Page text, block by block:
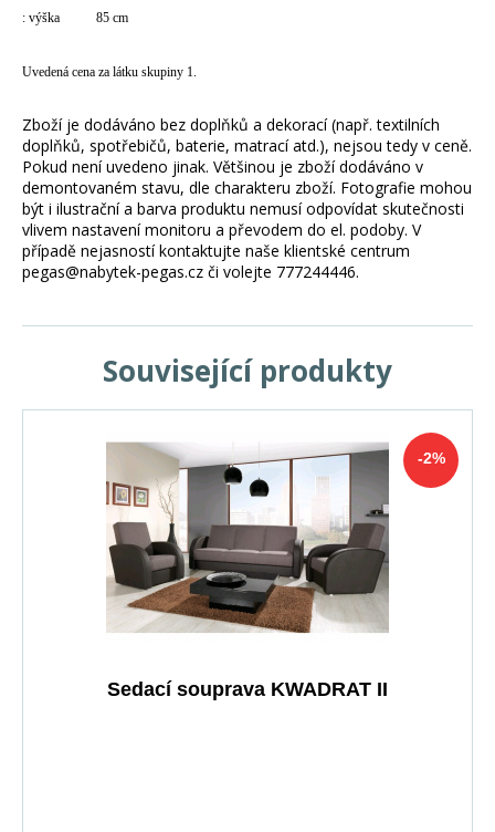
: výška 85 cm
Uvedená cena za látku skupiny 1.
Zboží je dodáváno bez doplňků a dekorací (např. textilních
doplňků, spotřebičů, baterie, matrací atd.), nejsou tedy v ceně.
Pokud není uvedeno jinak. Většinou je zboží dodáváno v
demontovaném stavu, dle charakteru zboží. Fotografie mohou
být i ilustrační a barva produktu nemusí odpovídat skutečnosti
vlivem nastavení monitoru a převodem do el. podoby. V
případě nejasností kontaktujte naše klientské centrum
pegas@nabytek-pegas.cz či volejte 777244446.
Související produkty
-2%
Sedací souprava KWADRAT II